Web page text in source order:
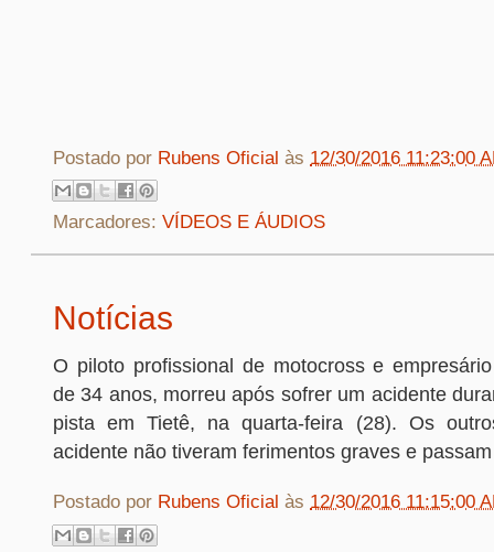
Postado por Rubens Oficial às 12/30/2016 11:23:00
Marcadores: VÍDEOS E ÁUDIOS
Notícias
O piloto profissional de motocross e
de 34 anos, morreu após sofrer um acidente
pista em Tietê, na quarta-feira (28). Os
acidente não tiveram ferimentos graves e
Postado por Rubens Oficial às 12/30/2016 11:15:00